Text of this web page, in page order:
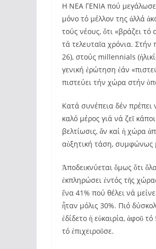
Η ΝΕΑ ΓΕΝΙΑ πού μεγάλωσε
μόνο τό μέλλον της ἀλλά
τούς νέους, ὅτι «βράζει τό
τά τελευταῖα χρόνια.
26), στούς millennials
γενική ἐρώτηση ἐάν
πιστεύει τήν χώρα στήν
Κατά συνέπεια δέν
καλό μέρος γιά νά ζεῖ
βελτίωσις, ἄν καί ἡ χώρα
αὐξητική τάση, συμφώνως
Ἀποδεικνύεται ὅμως ὅτι
ἐκπληρώσει ἐντός τῆς
ἕνα 41% πού θέλει νά
ἦταν μόλις 30%. Πιό
ἐδίδετο ἡ εὐκαιρία, ἀφοῦ
τό ἐπιχειροῦσε.